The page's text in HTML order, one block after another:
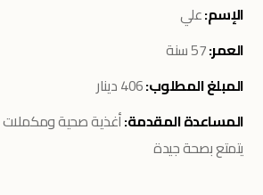
الإسم:علي
العمر:57 سنة
المبلغ المطلوب:406 دينار
المساعدة المقدمة:أغذية صحية ومكملات
يتمتع بصحة جيدة